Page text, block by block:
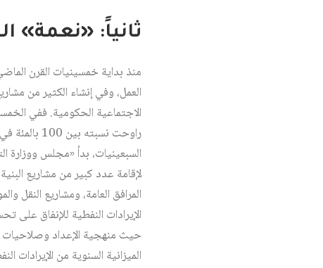
ثانياً: «نعمة»
منذ بداية خمسينيات القرن
العمل، وفي إنشاء الكثير من
الاجتماعية الحكومية. ففي
لإقامة عدد كبير من مشاريع
الإيرادات النفطية للإنفاق
حيث منهجية الإعداد وصلاحيات
الميزانية السنوية من الإيرادات